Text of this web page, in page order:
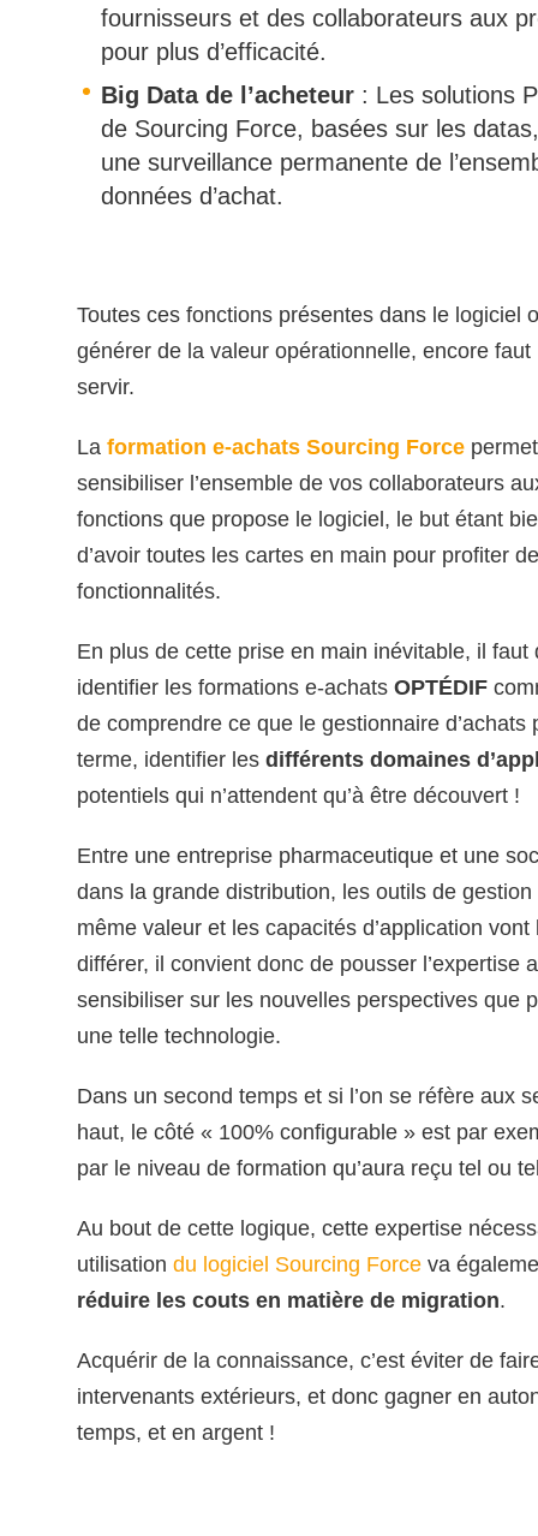
fournisseurs et des collaborateurs aux
pour plus d’efficacité.
Big Data de l’acheteur : Les solutions
de Sourcing Force, basées sur les
une surveillance permanente de
données d’achat.
Toutes ces fonctions présentes dans le logiciel
générer de la valeur opérationnelle, encore faut
servir.
La formation e-achats Sourcing Force
sensibiliser l’ensemble de vos collaborateurs
fonctions que propose le logiciel, le but étant
d’avoir toutes les cartes en main pour profiter
fonctionnalités.
En plus de cette prise en main inévitable, il faut
identifier les formations e-achats OPTÉDIF
de comprendre ce que le gestionnaire d’achats
terme, identifier les différents domaines
potentiels qui n’attendent qu’à être découvert !
Entre une entreprise pharmaceutique et une
dans la grande distribution, les outils de gestion
même valeur et les capacités d’application vont
différer, il convient donc de pousser l’expertise
sensibiliser sur les nouvelles perspectives que
une telle technologie.
Dans un second temps et si l’on se réfère aux
haut, le côté « 100% configurable » est par
par le niveau de formation qu’aura reçu tel ou
Au bout de cette logique, cette expertise
utilisation du logiciel Sourcing Force va
réduire les couts en matière de migration.
Acquérir de la connaissance, c’est éviter de
intervenants extérieurs, et donc gagner en
temps, et en argent !